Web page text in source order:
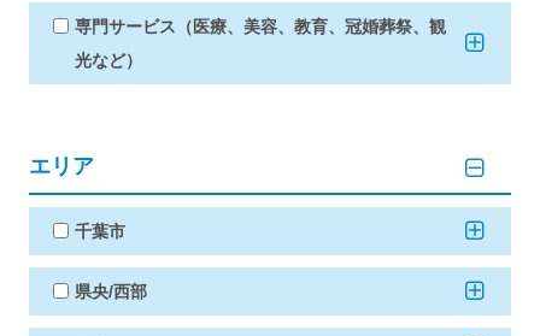
専門サービス（医療、美容、教育、冠婚葬祭、観
光など）
エリア
千葉市
県央/西部